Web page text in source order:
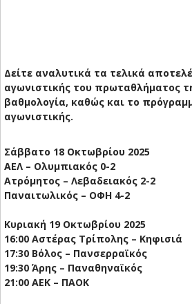
Δείτε αναλυτικά τα τελικά
αγωνιστικής του πρωταθλήματος
βαθμολογία, καθώς και το
αγωνιστικής.
Σάββατο 18 Οκτωβρίου 2025
ΑΕΛ – Ολυμπιακός 0-2
Ατρόμητος – Λεβαδειακός 2-2
Παναιτωλικός – ΟΦΗ 4-2
Κυριακή 19 Οκτωβρίου 2025
16:00 Αστέρας Τρίπολης – Κηφισιά
17:30 Βόλος – Πανσερραϊκός
19:30 Άρης – Παναθηναϊκός
21:00 ΑΕΚ – ΠΑΟΚ